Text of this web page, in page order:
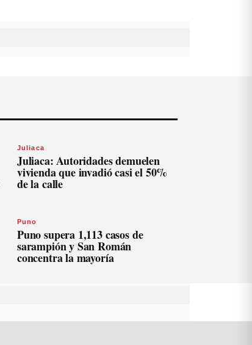
Juliaca
Juliaca: Autoridades demuelen
vivienda que invadió casi el 50%
de la calle
Puno
Puno supera 1,113 casos de
sarampión y San Román
concentra la mayoría